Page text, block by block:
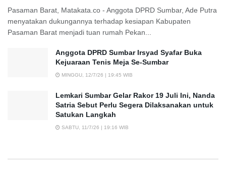
Pasaman Barat, Matakata.co - Anggota DPRD Sumbar, Ade Putra
menyatakan dukungannya terhadap kesiapan Kabupaten
Pasaman Barat menjadi tuan rumah Pekan...
Anggota DPRD Sumbar Irsyad Syafar Buka
Kejuaraan Tenis Meja Se-Sumbar
MINGGU, 12/7/26 | 19:45 WIB
Lemkari Sumbar Gelar Rakor 19 Juli Ini, Nanda
Satria Sebut Perlu Segera Dilaksanakan untuk
Satukan Langkah
SABTU, 11/7/26 | 19:16 WIB